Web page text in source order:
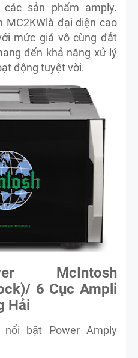
sản phẩm amply.
MC2KWlà đại diện cao
mức giá vô cùng đắt
đến khả năng xử lý
động tuyệt vời.
McIntosh
6 Cục Ampli
Hải
bật Power Amply